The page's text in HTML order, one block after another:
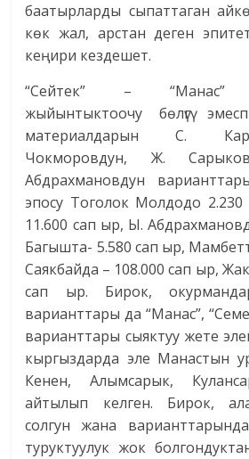
баатырларды сыпаттаган
көк жал, арстан деген
кеңири кездешет.
“Сейтек” – “Манас”
жыйынтыктоочу бөлүгү
материалдарын С.
Чокморовдун, Ж.
Абдрахмановдун
эпосу Тоголок Молдодо
11.600 сап ыр, Ы.
Багышта- 5.580 сап ыр,
Саякбайда – 108.000 сап ыр,
сап ыр. Бирок,
варианттары да “Манас”,
варианттары сыяктуу жете
кыргыздарда эле Манастын
Кенен, Алымсарык,
айтылып келген. Бирок,
солгун жана
туруктуулук жок